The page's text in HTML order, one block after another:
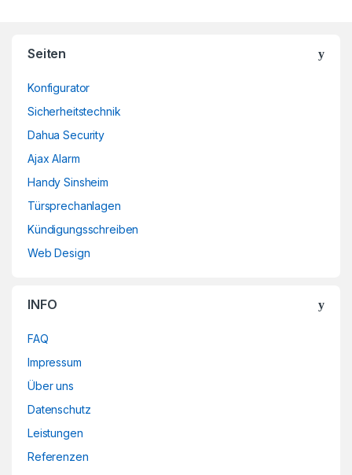
Seiten
Konfigurator
Sicherheitstechnik
Dahua Security
Ajax Alarm
Handy Sinsheim
Türsprechanlagen
Kündigungsschreiben
Web Design
INFO
FAQ
Impressum
Über uns
Datenschutz
Leistungen
Referenzen